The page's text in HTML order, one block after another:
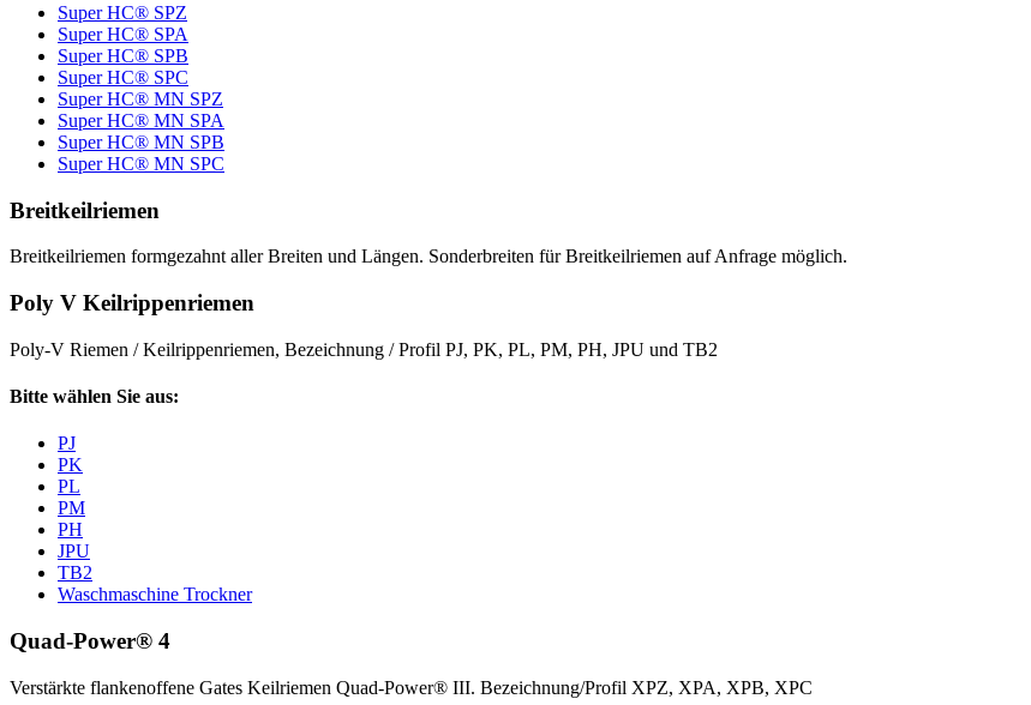
Super HC® SPZ
Super HC® SPA
Super HC® SPB
Super HC® SPC
Super HC® MN SPZ
Super HC® MN SPA
Super HC® MN SPB
Super HC® MN SPC
Breitkeilriemen
Breitkeilriemen formgezahnt aller Breiten und Längen. Sonderbreiten für Breitkeilriemen auf Anfrage möglich.
Poly V Keilrippenriemen
Poly-V Riemen / Keilrippenriemen, Bezeichnung / Profil PJ, PK, PL, PM, PH, JPU und TB2
Bitte wählen Sie aus:
PJ
PK
PL
PM
PH
JPU
TB2
Waschmaschine Trockner
Quad-Power® 4
Verstärkte flankenoffene Gates Keilriemen Quad-Power® III. Bezeichnung/Profil XPZ, XPA, XPB, XPC